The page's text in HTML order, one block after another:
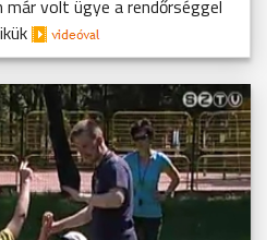
volt ügye a rendőrséggel